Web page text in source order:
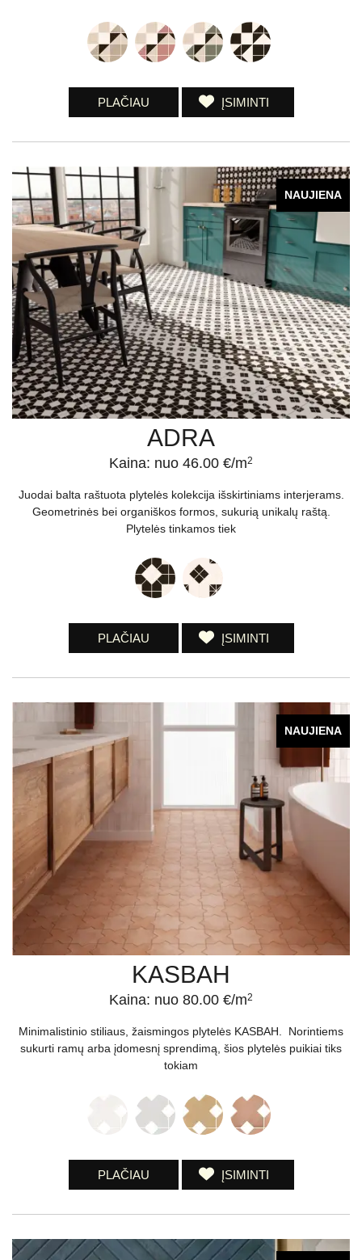
PLAČIAU ĮSIMINTI
NAUJIENA
ADRA
Kaina: nuo 46.00 €/m2
Juodai balta raštuota plytelės kolekcija išskirtiniams interjerams.
Geometrinės bei organiškos formos, sukurią unikalų raštą.
Plytelės tinkamos tiek
PLAČIAU ĮSIMINTI
NAUJIENA
KASBAH
Kaina: nuo 80.00 €/m2
Minimalistinio stiliaus, žaismingos plytelės KASBAH. Norintiems
sukurti ramų arba įdomesnį sprendimą, šios plytelės puikiai tiks
tokiam
PLAČIAU ĮSIMINTI